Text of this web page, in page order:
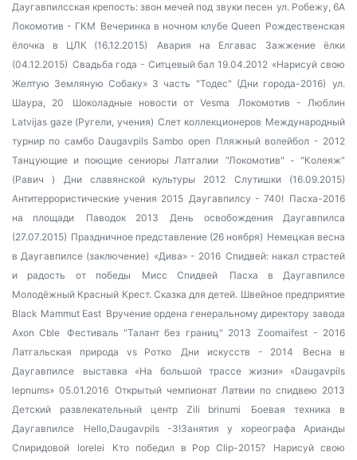
Даугавпилсская крепость: звон мечей под звуки песен ул. Робежу, 6А
Локомотив - ГКМ Вечеринка в ночном клубе Queen Рождественская
ёлочка в ЦЛК (16.12.2015)
Авария на Елгавас
Зажжение ёлки
(04.12.2015) Свадьба года - Ситцевый бал 19.04.2012 «Нарисуй свою
Желтую Земляную Собаку» 3 часть "Тодес" (Дни города-2016) ул.
Шаура, 20
Шоколадные новости от Vesma
Локомотив - Люблин
Latvijas gaze (Ругели, учения) Слет коллекционеров Международный
турнир по самбо Daugavpils Sambo open Пляжный волейбол - 2012
Танцующие и поющие сениоры Латгалии
"Локомотив" - "Колеяж"
(Равич )
Дни славянской культуры 2012
Слутишки (16.09.2015)
Антитеррористические учения 2015 Даугавпилсу - 740! Пасха-2016
на площади
Паводок 2013
День освобождения Даугавпилса
(27.07.2015) Праздничное представление (26 ноября) Немецкая весна
в Даугавпилсе (заключение) «Дива» - 2016 Спидвей: накал страстей
и радость от победы
Мисс Спидвей
Пасха в Даугавпилсе
Молодёжный Красный Крест. Сказка для детей. Швейное предприятие
Black Mammut East Вручение ордена генеральному директору завода
Axon Cble Фестиваль "Талант без границ" 2013
Zoomaifest - 2016
Латгальская природа vs Ротко
Дни искусств - 2014
Весна в
Даугавпилсе
выставка «На большой трассе жизни» «Daugavpils
lepnums» 05.01.2016 Открытый чемпионат Латвии по спидвею 2013
Детский развлекательный центр Zili brinumi
Боевая техника в
Даугавпилсе
Hello,Daugavpils -3!Занятия у хореографа Арианды
Спиридовой
lorelei Кто победил в Pop Clip-2015?
Нарисуй свою